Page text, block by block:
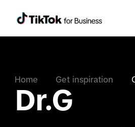
Home Get inspiration
Dr.G